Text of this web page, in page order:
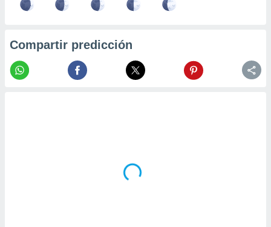
Compartir predicción